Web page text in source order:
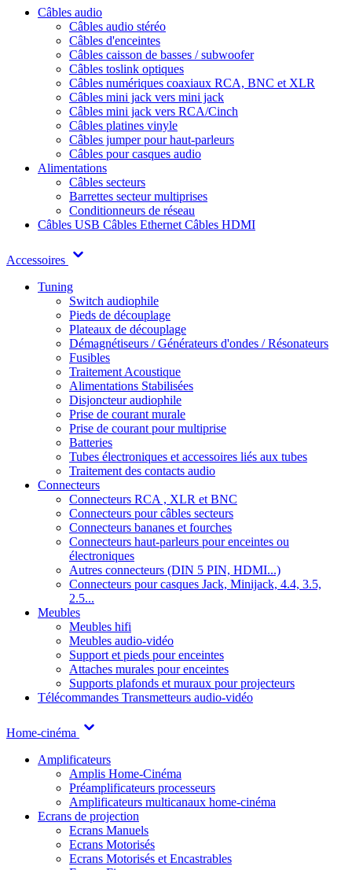
Câbles audio
Câbles audio stéréo
Câbles d'enceintes
Câbles caisson de basses / subwoofer
Câbles toslink optiques
Câbles numériques coaxiaux RCA, BNC et XLR
Câbles mini jack vers mini jack
Câbles mini jack vers RCA/Cinch
Câbles platines vinyle
Câbles jumper pour haut-parleurs
Câbles pour casques audio
Alimentations
Câbles secteurs
Barrettes secteur multiprises
Conditionneurs de réseau
Câbles USB Câbles Ethernet Câbles HDMI
Accessoires
Tuning
Switch audiophile
Pieds de découplage
Plateaux de découplage
Démagnétiseurs / Générateurs d'ondes / Résonateurs
Fusibles
Traitement Acoustique
Alimentations Stabilisées
Disjoncteur audiophile
Prise de courant murale
Prise de courant pour multiprise
Batteries
Tubes électroniques et accessoires liés aux tubes
Traitement des contacts audio
Connecteurs
Connecteurs RCA , XLR et BNC
Connecteurs pour câbles secteurs
Connecteurs bananes et fourches
Connecteurs haut-parleurs pour enceintes ou
électroniques
Autres connecteurs (DIN 5 PIN, HDMI...)
Connecteurs pour casques Jack, Minijack, 4.4, 3.5,
2.5...
Meubles
Meubles hifi
Meubles audio-vidéo
Support et pieds pour enceintes
Attaches murales pour enceintes
Supports plafonds et muraux pour projecteurs
Télécommandes Transmetteurs audio-vidéo
Home-cinéma
Amplificateurs
Amplis Home-Cinéma
Préamplificateurs processeurs
Amplificateurs multicanaux home-cinéma
Ecrans de projection
Ecrans Manuels
Ecrans Motorisés
Ecrans Motorisés et Encastrables